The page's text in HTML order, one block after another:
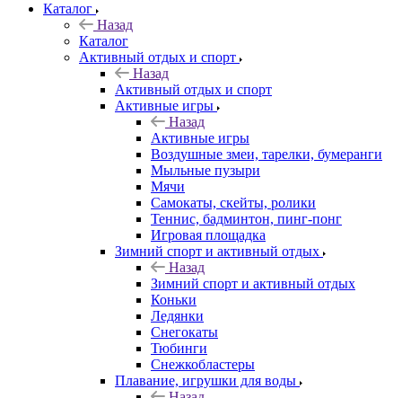
Каталог
Назад
Каталог
Активный отдых и спорт
Назад
Активный отдых и спорт
Активные игры
Назад
Активные игры
Воздушные змеи, тарелки, бумеранги
Мыльные пузыри
Мячи
Самокаты, скейты, ролики
Теннис, бадминтон, пинг-понг
Игровая площадка
Зимний спорт и активный отдых
Назад
Зимний спорт и активный отдых
Коньки
Ледянки
Снегокаты
Тюбинги
Снежкобластеры
Плавание, игрушки для воды